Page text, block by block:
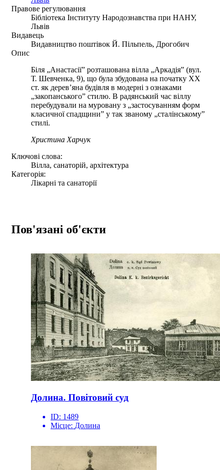
Правове регулювання
Бібліотека Інституту Народознавства при НАНУ,
Львів
Видавець
Видавництво поштівок Й. Пільпель, Дрогобич
Опис
Біля „Анастасії” розташована вілла „Аркадія” (вул.
Т. Шевченка, 9), що була збудована на початку ХХ
ст. як дерев’яна будівля в модерні з ознаками
„закопанського” стилю. В радянський час віллу
перебудували на муровану з „застосуванням форм
класичної спадщини” у так званому „сталінському”
стилі.
Христина Харчук
Ключові слова:
Вілла, санаторій, архітектура
Категорія:
Лікарні та санаторії
Пов'язані об'єкти
Долина. Повітовий суд
ID: 1489
Місце: Долина